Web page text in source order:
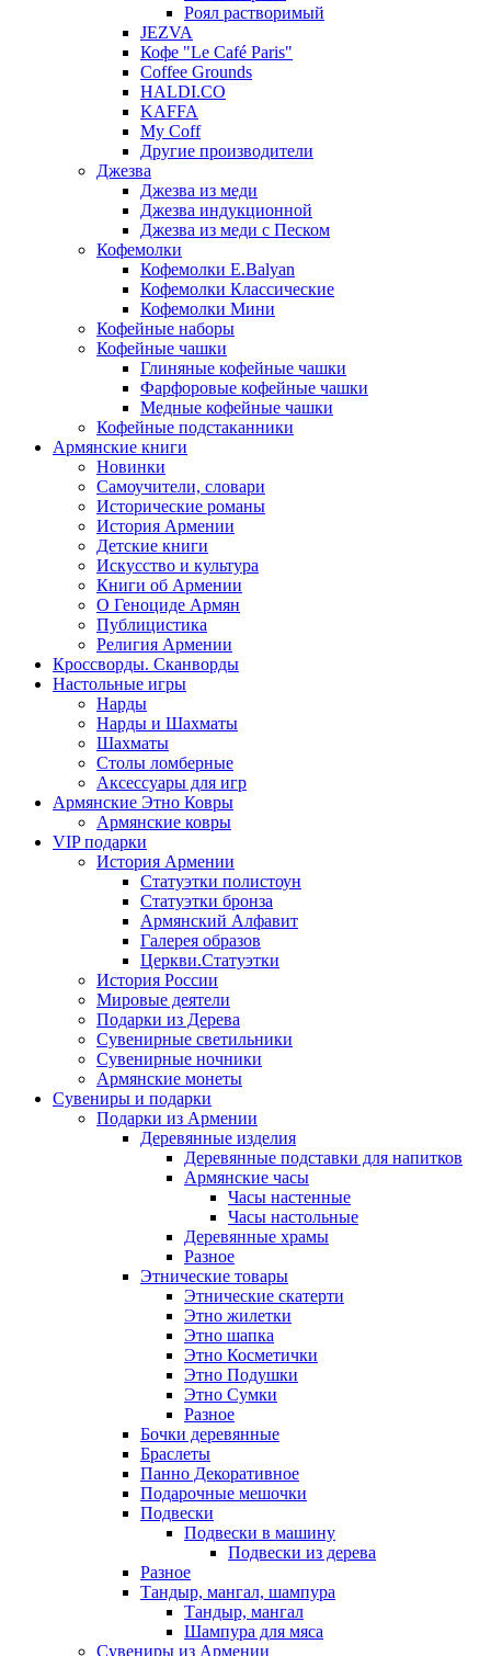
Роял растворимый
JEZVA
Кофе "Le Café Paris"
Coffee Grounds
HALDI.CO
KAFFA
My Coff
Другие производители
Джезва
Джезва из меди
Джезва индукционной
Джезва из меди с Песком
Кофемолки
Кофемолки E.Balyan
Кофемолки Классические
Кофемолки Мини
Кофейные наборы
Кофейные чашки
Глиняные кофейные чашки
Фарфоровые кофейные чашки
Медные кофейные чашки
Кофейные подстаканники
Армянские книги
Новинки
Самоучители, словари
Исторические романы
История Армении
Детские книги
Иcкусство и культура
Книги об Армении
О Геноциде Армян
Публицистика
Религия Армении
Кроссворды. Сканворды
Настольные игры
Нарды
Нарды и Шахматы
Шахматы
Столы ломберные
Аксессуары для игр
Армянские Этно Ковры
Армянские ковры
VIP подарки
История Армении
Статуэтки полистоун
Статуэтки бронза
Армянский Алфавит
Галерея образов
Церкви.Статуэтки
История России
Мировые деятели
Подарки из Дерева
Сувенирные светильники
Сувенирные ночники
Армянские монеты
Сувениры и подарки
Подарки из Армении
Деревянные изделия
Деревянные подставки для напитков
Армянские часы
Часы настенные
Часы настольные
Деревянные храмы
Разное
Этнические товары
Этнические скатерти
Этно жилетки
Этно шапка
Этно Косметички
Этно Подушки
Этно Сумки
Разное
Бочки деревянные
Браслеты
Панно Декоративное
Подарочные мешочки
Подвески
Подвески в машину
Подвески из дерева
Разное
Тандыр, мангал, шампура
Тандыр, мангал
Шампура для мяса
Сувениры из Армении